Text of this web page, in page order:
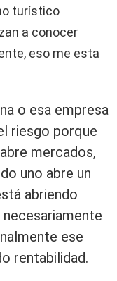
turístico
a conocer
eso me esta
o esa empresa
riesgo porque
mercados,
uno abre un
abriendo
ese
rentabilidad.